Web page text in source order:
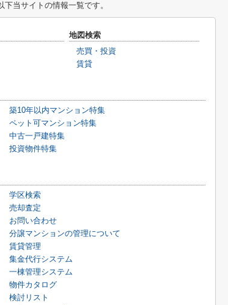
当サイトの情報一覧です。
地図検索
売買・投資
賃貸
築10年以内マンション特集
ペット可マンション特集
中古一戸建特集
投資物件特集
学区検索
売却査定
お問い合わせ
分譲マンションの管理について
賃貸管理
集金代行システム
一棟管理システム
物件カタログ
検討リスト